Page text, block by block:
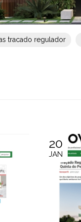
tracado regulador
20
JAN